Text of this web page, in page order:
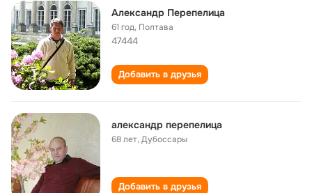
Александр Перепелица
61 год, Полтава
47444
Добавить в друзья
александр перепелица
68 лет,Дубоссары
Добавить в друзья